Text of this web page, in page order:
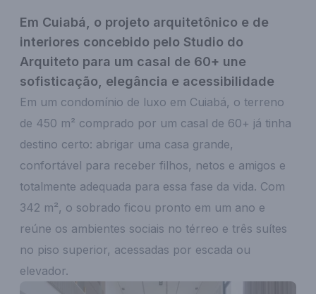
Em Cuiabá, o projeto arquitetônico e de
interiores concebido pelo Studio do
Arquiteto para um casal de 60+ une
sofisticação, elegância e acessibilidade
Em um condomínio de luxo em Cuiabá, o terreno
de 450 m² comprado por um casal de 60+ já tinha
destino certo: abrigar uma casa grande,
confortável para receber filhos, netos e amigos e
totalmente adequada para essa fase da vida. Com
342 m², o sobrado ficou pronto em um ano e
reúne os ambientes sociais no térreo e três suítes
no piso superior, acessadas por escada ou
elevador.